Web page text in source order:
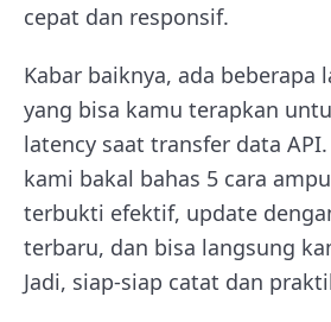
cepat dan responsif.
Kabar baiknya, ada beberapa
yang bisa kamu terapkan
latency saat transfer data
kami bakal bahas 5 cara
terbukti efektif, update
terbaru, dan bisa langsung
Jadi, siap-siap catat dan